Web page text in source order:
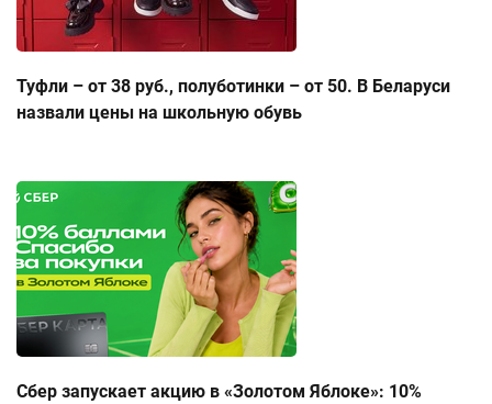
Туфли – от 38 руб., полуботинки – от 50. В Беларуси
назвали цены на школьную обувь
Сбер запускает акцию в «Золотом Яблоке»: 10%